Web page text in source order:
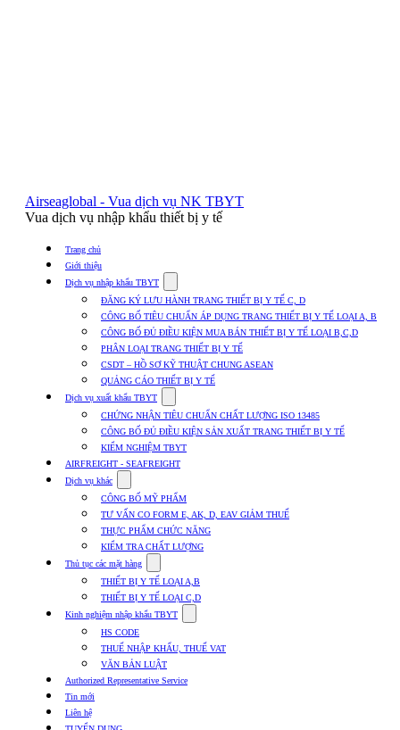
Airseaglobal - Vua dịch vụ NK TBYT
Vua dịch vụ nhập khẩu thiết bị y tế
Trang chủ
Giới thiệu
Dịch vụ nhập khẩu TBYT
submenu
for
Dịch
vụ
nhập
khẩu
TBYT
ĐĂNG KÝ LƯU HÀNH TRANG THIẾT BỊ Y TẾ C, D
CÔNG BỐ TIÊU CHUẨN ÁP DỤNG TRANG THIẾT BỊ Y TẾ LOẠI A, B
CÔNG BỐ ĐỦ ĐIỀU KIỆN MUA BÁN THIẾT BỊ Y TẾ LOẠI B,C,D
PHÂN LOẠI TRANG THIẾT BỊ Y TẾ
CSDT – HỒ SƠ KỸ THUẬT CHUNG ASEAN
QUẢNG CÁO THIẾT BỊ Y TẾ
Dịch vụ xuất khẩu TBYT
submenu
for
Dịch
vụ
xuất
TBYT
CHỨNG NHẬN TIÊU CHUẨN CHẤT LƯỢNG ISO 13485
CÔNG BỐ ĐỦ ĐIỀU KIỆN SẢN XUẤT TRANG THIẾT BỊ Y TẾ
KIỂM NGHIỆM TBYT
AIRFREIGHT - SEAFREIGHT
Dịch vụ khác
submenu
for
Dịch
vụ
khác
CÔNG BỐ MỸ PHẨM
TƯ VẤN CO FORM E, AK, D, EAV GIẢM THUẾ
THỰC PHẨM CHỨC NĂNG
KIỂM TRA CHẤT LƯỢNG
Thủ tục các mặt hàng
submenu
for
Thủ
tục
mặt
hàng
THIẾT BỊ Y TẾ LOẠI A,B
THIẾT BỊ Y TẾ LOẠI C,D
Kinh nghiệm nhập khẩu TBYT
submenu
Kinh
HS CODE
THUẾ NHẬP KHẨU, THUẾ VAT
VĂN BẢN LUẬT
Authorized Representative Service
Tin mới
Liên hệ